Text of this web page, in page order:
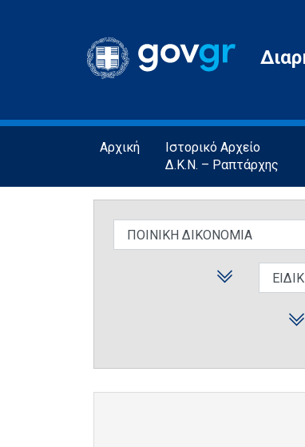
Gov.gr
Αρχική
Ιστορικό Αρχείο
Δ.Κ.Ν. – Ραπτάρχης